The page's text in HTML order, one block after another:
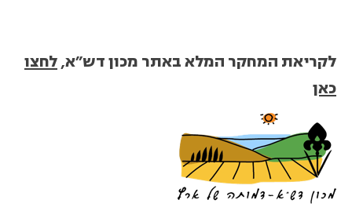
לקריאת המחקר המלא באתר מכון דש"א,לחצו
כאן